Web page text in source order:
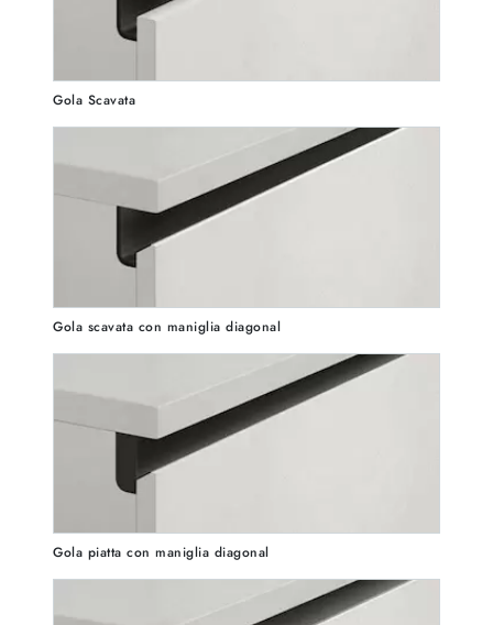
Gola Scavata
Gola scavata con maniglia diagonal
Gola piatta con maniglia diagonal